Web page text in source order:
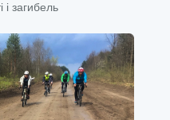
загибель